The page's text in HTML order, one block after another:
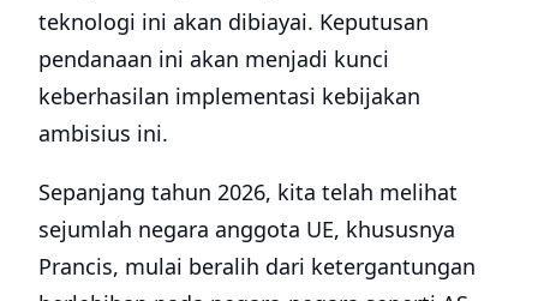
teknologi ini akan dibiayai. Keputusan
pendanaan ini akan menjadi kunci
keberhasilan implementasi kebijakan
ambisius ini.
Sepanjang tahun 2026, kita telah melihat
sejumlah negara anggota UE, khususnya
Prancis, mulai beralih dari ketergantungan